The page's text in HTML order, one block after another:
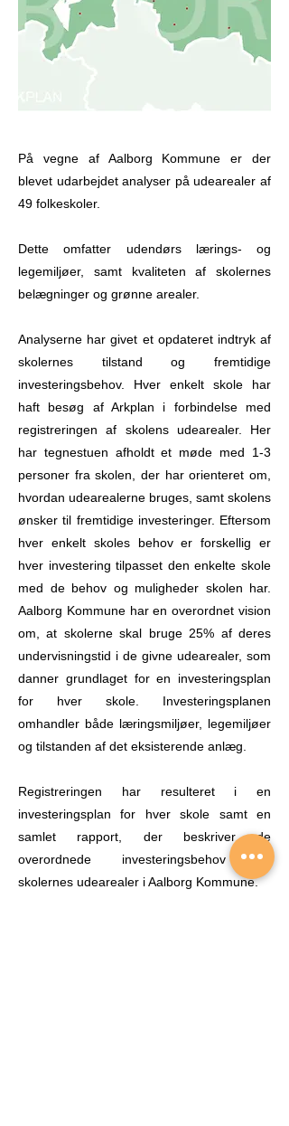
På vegne af Aalborg Kommune er der
blevet udarbejdet analyser på udearealer af
49 folkeskoler.
Dette omfatter udendørs lærings- og
legemiljøer, samt kvaliteten af skolernes
belægninger og grønne arealer.
Analyserne har givet et opdateret indtryk af
skolernes tilstand og fremtidige
investeringsbehov. Hver enkelt skole har
haft besøg af Arkplan i forbindelse med
registreringen af skolens udearealer. Her
har tegnestuen afholdt et møde med 1-3
personer fra skolen, der har orienteret om,
hvordan udearealerne bruges, samt skolens
ønsker til fremtidige investeringer. Eftersom
hver enkelt skoles behov er forskellig er
hver investering tilpasset den enkelte skole
med de behov og muligheder skolen har.
Aalborg Kommune har en overordnet vision
om, at skolerne skal bruge 25% af deres
undervisningstid i de givne udearealer, som
danner grundlaget for en investeringsplan
for hver skole. Investeringsplanen
omhandler både læringsmiljøer, legemiljøer
og tilstanden af det eksisterende anlæg.
​Registreringen har resulteret i en
investeringsplan for hver skole samt en
samlet rapport, der beskriver de
overordnede investeringsbehov for
skolernes udearealer i Aalborg Kommune.